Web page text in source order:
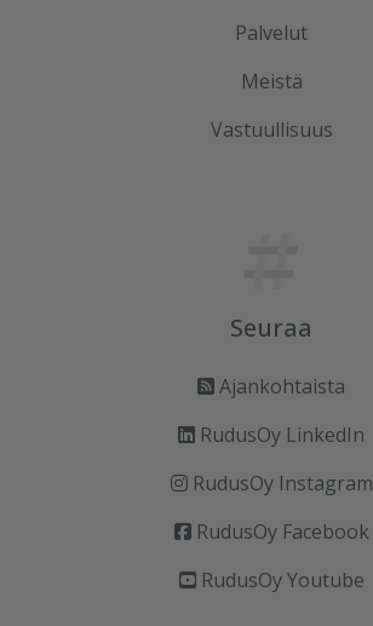
Palvelut
Meistä
Vastuullisuus
Seuraa
Ajankohtaista
RudusOy LinkedIn
RudusOy Instagram
RudusOy Facebook
RudusOy Youtube